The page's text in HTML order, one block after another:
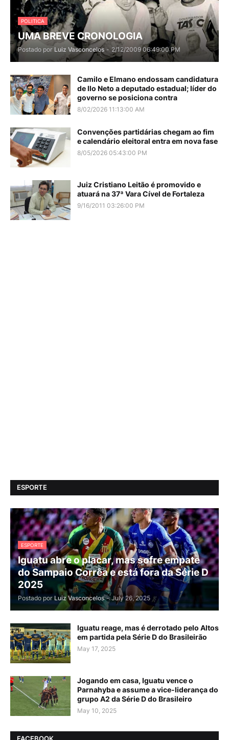
POLITICA
UMA BREVE CRONOLOGIA
Postado por Luiz Vasconcelos - 2/12/2009 06:49:00 PM
Camilo e Elmano endossam candidatura
de Ilo Neto a deputado estadual; líder do
governo se posiciona contra
8/02/2026 11:13:00 AM
Convenções partidárias chegam ao fim
e calendário eleitoral entra em nova fase
8/05/2026 05:43:00 PM
Juiz Cristiano Leitão é promovido e
atuará na 37ª Vara Cível de Fortaleza
9/16/2011 03:26:00 PM
ESPORTE
ESPORTE
Iguatu abre o placar, mas sofre empate
do Sampaio Corrêa e está fora da Série D
2025
Postado por Luiz Vasconcelos - July 26, 2025
Iguatu reage, mas é derrotado pelo Altos
em partida pela Série D do Brasileirão
May 17, 2025
Jogando em casa, Iguatu vence o
Parnahyba e assume a vice-liderança do
grupo A2 da Série D do Brasileiro
May 10, 2025